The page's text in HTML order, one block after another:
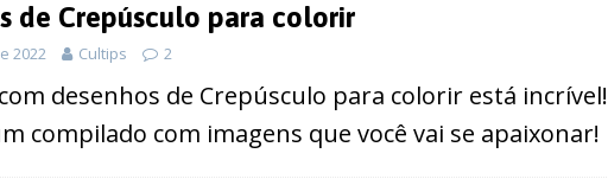
de Crepúsculo para colorir
2022 Cultips 2
desenhos de Crepúsculo para colorir está incrível!
compilado com imagens que você vai se apaixonar!